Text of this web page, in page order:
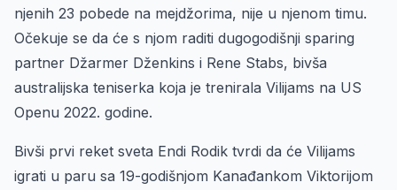
njenih 23 pobede na mejdžorima, nije u njenom timu.
Očekuje se da će s njom raditi dugogodišnji sparing
partner Džarmer Dženkins i Rene Stabs, bivša
australijska teniserka koja je trenirala Vilijams na US
Openu 2022. godine.
Bivši prvi reket sveta Endi Rodik tvrdi da će Vilijams
igrati u paru sa 19-godišnjom Kanađankom Viktorijom